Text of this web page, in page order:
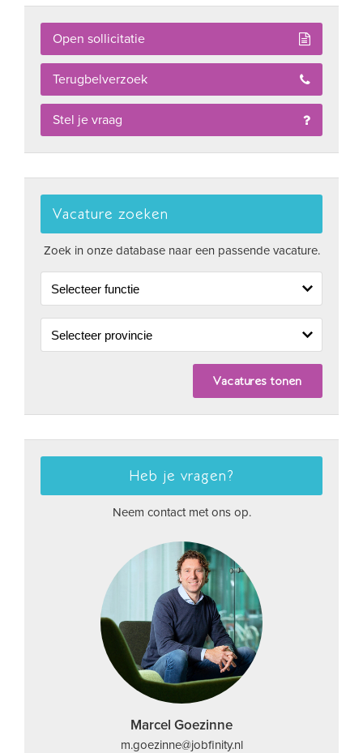
Open sollicitatie
Terugbelverzoek
Stel je vraag
Vacature zoeken
Zoek in onze database naar een passende vacature.
Heb je vragen?
Neem contact met ons op.
Marcel Goezinne
m.goezinne@jobfinity.nl